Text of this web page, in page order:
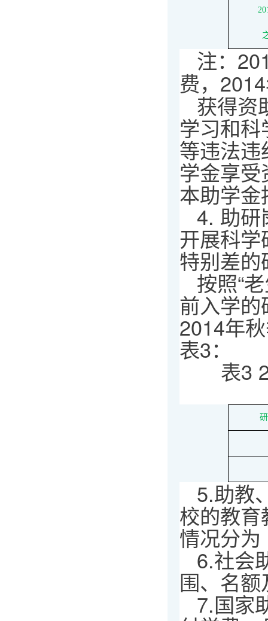
注：
费，
获得资
学习和
等违法
学金享
本助学
4. 助研
开展科
特别差
按照“
前入学
2014年
表3：
表3
5.助教
校的教
情况分为
6.社会
围、名
7.国家